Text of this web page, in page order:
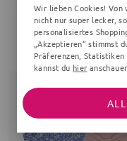
MÜSLI BY GREEN COTTON
Print
44,90 €
Wir lieben Cookies! Von
nicht nur super lecker,
personalisiertes
„Akzeptieren“ stimmst
Präferenzen,
kannst du hier